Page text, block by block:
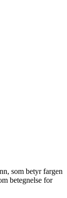
som betyr fargen
betegnelse for